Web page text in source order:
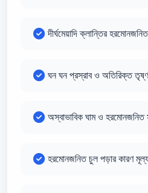
দীর্ঘমেয়াদি ক্লান্তির
ঘন ঘন প্রস্রাব ও অতিরিক্ত
অস্বাভাবিক ঘাম ও হরমোনজনিত
হরমোনজনিত চুল পড়ার কারণ